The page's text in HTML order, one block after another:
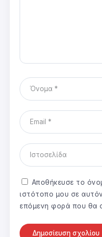
Αποθήκευσε το
ιστότοπο μου σε
επόμενη φορά που θα